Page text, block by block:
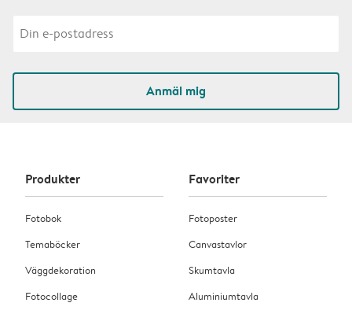
Anmäl mig
Produkter
Fotobok
Temaböcker
Väggdekoration
Fotocollage
Favoriter
Fotoposter
Canvastavlor
Skumtavla
Aluminiumtavla